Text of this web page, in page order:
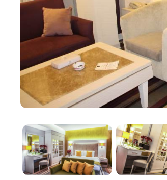
Кулинарные предложения отеля
богатое разнообразие блюд
побаловать себя тщательно
Бесперебойное
Для деловых путешественников
помещения для проведения
технологиями и обслуживаемые
корпоративных мероприятий.
Для улучшения самочувствия